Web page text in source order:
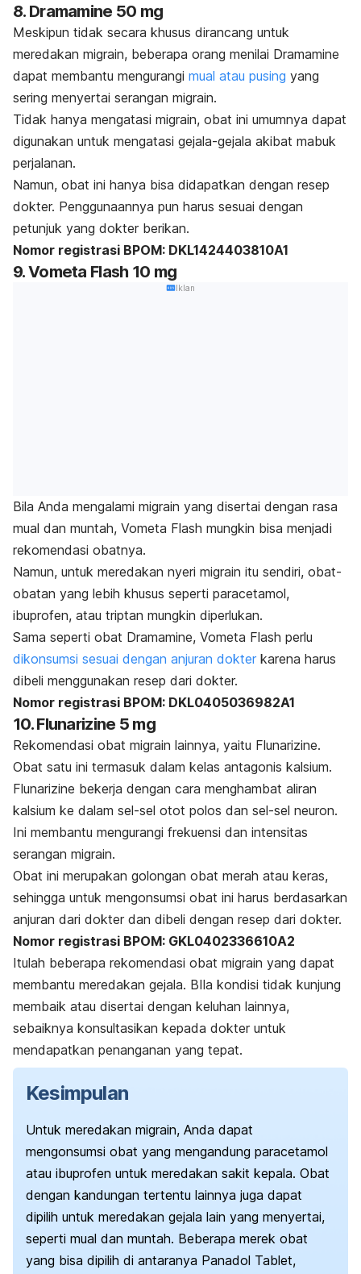
8. Dramamine 50 mg
Meskipun tidak secara khusus dirancang untuk
meredakan migrain, beberapa orang menilai Dramamine
dapat membantu mengurangi mual atau pusing yang
sering menyertai serangan migrain.
Tidak hanya mengatasi migrain, obat ini umumnya dapat
digunakan untuk mengatasi gejala-gejala akibat mabuk
perjalanan.
Namun, obat ini hanya bisa didapatkan dengan resep
dokter. Penggunaannya pun harus sesuai dengan
petunjuk yang dokter berikan.
Nomor registrasi BPOM: DKL1424403810A1
9. Vometa Flash 10 mg
Iklan
Bila Anda mengalami migrain yang disertai dengan rasa
mual dan muntah, Vometa Flash mungkin bisa menjadi
rekomendasi obatnya.
Namun, untuk meredakan nyeri migrain itu sendiri, obat-
obatan yang lebih khusus seperti paracetamol,
ibuprofen, atau triptan mungkin diperlukan.
Sama seperti obat Dramamine, Vometa Flash perlu
dikonsumsi sesuai dengan anjuran dokter karena harus
dibeli menggunakan resep dari dokter.
Nomor registrasi BPOM: DKL0405036982A1
10. Flunarizine 5 mg
Rekomendasi obat migrain lainnya, yaitu Flunarizine.
Obat satu ini termasuk dalam kelas antagonis kalsium.
Flunarizine bekerja dengan cara menghambat aliran
kalsium ke dalam sel-sel otot polos dan sel-sel neuron.
Ini membantu mengurangi frekuensi dan intensitas
serangan migrain.
Obat ini merupakan golongan obat merah atau keras,
sehingga untuk mengonsumsi obat ini harus berdasarkan
anjuran dari dokter dan dibeli dengan resep dari dokter.
Nomor registrasi BPOM: GKL0402336610A2
Itulah beberapa rekomendasi obat migrain yang dapat
membantu meredakan gejala. BIla kondisi tidak kunjung
membaik atau disertai dengan keluhan lainnya,
sebaiknya konsultasikan kepada dokter untuk
mendapatkan penanganan yang tepat.
Kesimpulan
Untuk meredakan migrain, Anda dapat
mengonsumsi obat yang mengandung paracetamol
atau ibuprofen untuk meredakan sakit kepala. Obat
dengan kandungan tertentu lainnya juga dapat
dipilih untuk meredakan gejala lain yang menyertai,
seperti mual dan muntah. Beberapa merek obat
yang bisa dipilih di antaranya Panadol Tablet,